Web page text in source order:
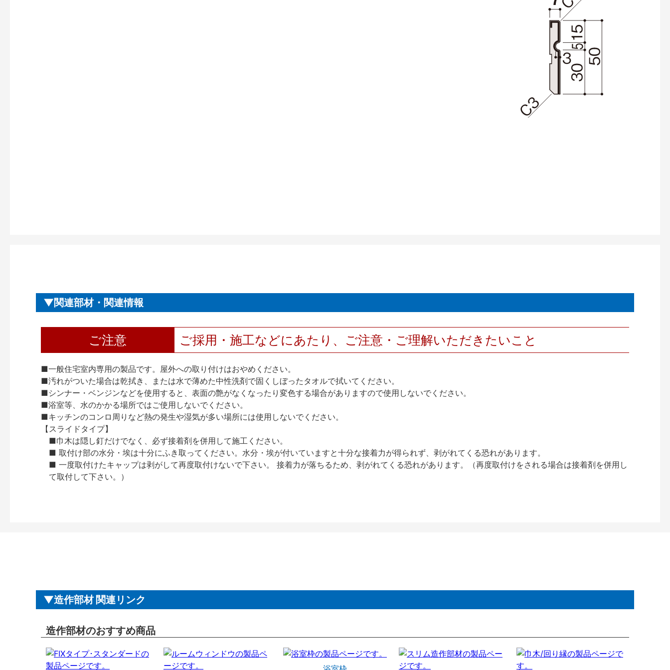
関連部材・関連情報
ご注意 ご採用・施工などにあたり、ご注意・ご理解いただきたいこと
■一般住宅室内専用の製品です。屋外への取り付けはおやめください。
■汚れがついた場合は乾拭き、または水で薄めた中性洗剤で固くしぼったタオルで拭いてください。
■シンナー・ベンジンなどを使用すると、表面の艶がなくなったり変色する場合がありますので使用しないでください。
■浴室等、水のかかる場所ではご使用しないでください。
■キッチンのコンロ周りなど熱の発生や湿気が多い場所には使用しないでください。
【スライドタイプ】
■巾木は隠し釘だけでなく、必ず接着剤を併用して施工ください。
■ 取付け部の水分・埃は十分にふき取ってください。水分・埃が付いていますと十分な接着力が得られず、剥がれてくる恐れがあります。
■ 一度取付けたキャップは剥がして再度取付けないで下さい。 接着力が落ちるため、剥がれてくる恐れがあります。（再度取付けをされる場合は接着剤を併用し
て取付して下さい。）
造作部材 関連リンク
造作部材のおすすめ商品